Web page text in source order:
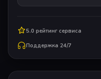
5.0 рейтинг сервиса
Поддержка 24/7